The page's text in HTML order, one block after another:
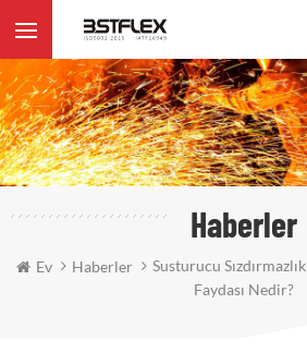
Haberler
Ev Haberler
Susturucu
Faydası Nedir?